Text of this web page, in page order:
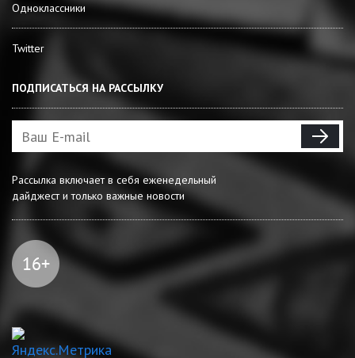
Одноклассники
Twitter
ПОДПИСАТЬСЯ НА РАССЫЛКУ
Рассылка включает в себя еженедельный
дайджест и только важные новости